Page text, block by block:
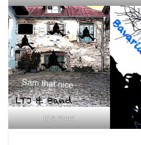
Ltj & Vand